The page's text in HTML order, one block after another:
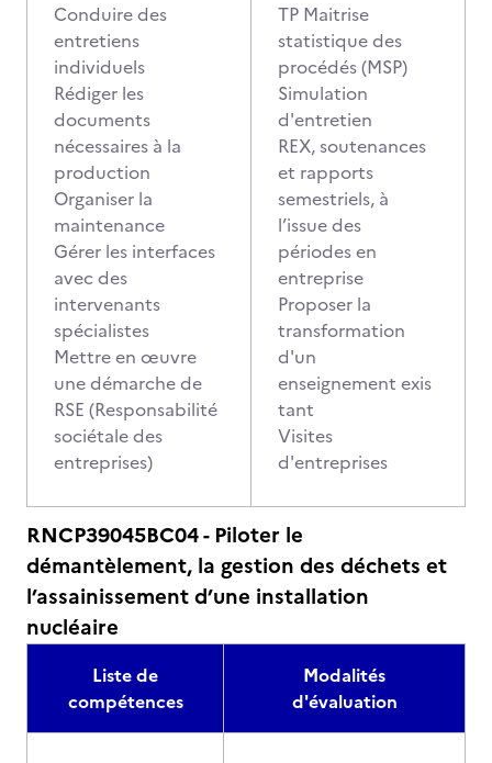
Conduire des
entretiens
individuels
Rédiger les
documents
nécessaires à la
production
Organiser la
maintenance
Gérer les interfaces
avec des
intervenants
spécialistes
Mettre en œuvre
une démarche de
RSE (Responsabilité
sociétale des
entreprises)
TP Maitrise
statistique des
procédés (MSP)
Simulation
d'entretien
REX, soutenances
et rapports
semestriels, à
l’issue des
périodes en
entreprise
Proposer la
transformation
d'un
enseignement exis
tant
Visites
d'entreprises
RNCP39045BC04 - Piloter le
démantèlement, la gestion des déchets et
l’assainissement d’une installation
nucléaire
Liste de
compétences
Modalités
d'évaluation